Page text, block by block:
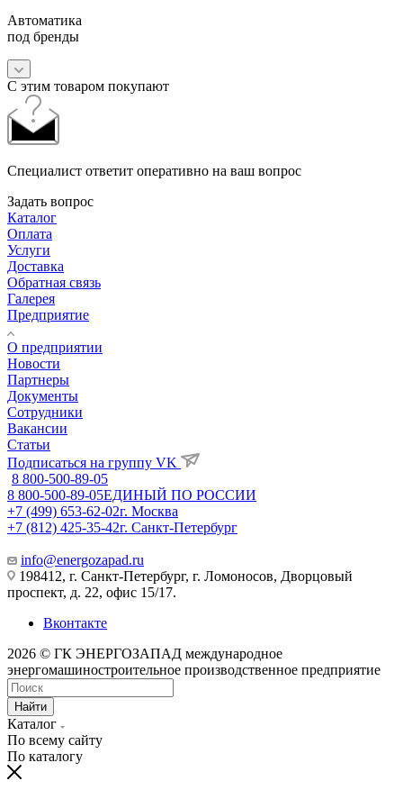
Автоматика
под бренды
С этим товаром покупают
Специалист ответит оперативно на ваш вопрос
Задать вопрос
Каталог
Оплата
Услуги
Доставка
Обратная связь
Галерея
Предприятие
О предприятии
Новости
Партнеры
Документы
Сотрудники
Вакансии
Статьи
Подписаться на группу VK
8 800-500-89-05
8 800-500-89-05ЕДИНЫЙ ПО РОССИИ
+7 (499) 653-62-02г. Москва
+7 (812) 425-35-42г. Санкт-Петербург
info@energozapad.ru
198412, г. Санкт-Петербург, г. Ломоносов, Дворцовый
проспект, д. 22, офис 15/17.
Вконтакте
2026 © ГК ЭНЕРГОЗАПАД международное
энергомашиностроительное производственное предприятие
Найти
Каталог
По всему сайту
По каталогу